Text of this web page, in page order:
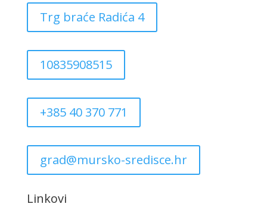
Trg braće Radića 4
10835908515
+385 40 370 771
grad@mursko-sredisce.hr
Linkovi